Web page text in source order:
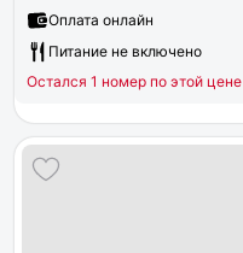
Оплата онлайн
Питание не включено
Остался 1 номер по этой цене